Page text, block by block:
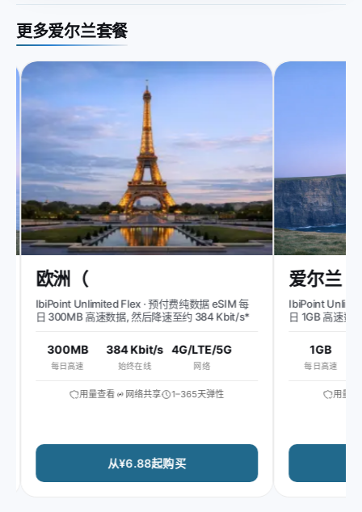
更多爱尔兰套餐
欧洲（
IbiPoint Unlimited Flex · 预付费纯数据 eSIM 每
日 300MB 高速数据, 然后降速至约 384 Kbit/s*
300MB
每日高速
384 Kbit/s
始终在线
4G/LTE/5G
网络
用量查看 网络共享 1–365天弹性
从¥6.88起购买
爱尔兰
IbiPoint
日 1GB 高速数
1GB
每日高速
用量查看